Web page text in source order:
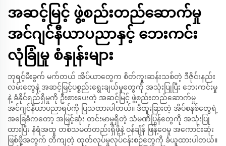
အဆင့်မြင့် ဖွဲ့စည်းတည်ဆောက်မှု
အင်ဂျင်နီယာပညာနှင့် ဘေးကင်း
လုံခြုံမှု စံနှုန်းများ
ဘုရင့်မီးခွက် မက်တယ် အိပ်ယာတွေက စိတ်ကူးဆန်းသစ်တဲ့ ဒီဇိုင်းနည်း
လမ်းတွေနဲ့ အဆင့်မြင့်ပစ္စည်းရွေးချယ်မှုတွေကို အသုံးပြုပြီး ဘေးကင်းမှု
နဲ့ ခံနိုင်ရည်ရှိမှုကို ဦးစားပေးတဲ့ အဆင့်မြင့် ဖွဲ့စည်းတည်ဆောက်မှု
အင်ဂျင်နီယာပညာရပ်ကို ပြသထားပါတယ်။ ဒီထူးခြားတဲ့ အိပ်စနစ်တွေရဲ့
အခြေခံကတော့ အမြင့်ဆုံး တင်းမာမှုရှိတဲ့ သံမဏိပြွန်တွေကို အသုံးပြု
ထားပြီး နံရံအထူ တစ်သမတ်တည်းရှိဖို့နဲ့ ဝန်ချိန် ဖြန့်ဝေမှု အကောင်းဆုံး
ဖြစ်ဖို့အတွက် တိကျတဲ့ ထုတ်လုပ်မှုလုပ်ငန်းစဉ်တွေကို ခံယူထားပါတယ်။